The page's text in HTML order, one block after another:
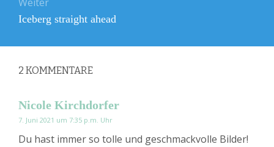
Nächster
Iceberg straight ahead
2 KOMMENTARE
Nicole Kirchdorfer
7. Juni 2021 um 7:35 p.m. Uhr
Du hast immer so tolle und geschmackvolle Bilder!